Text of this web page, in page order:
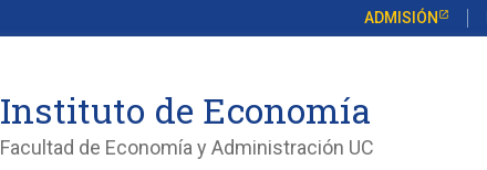
ADMISIÓN
Instituto de Economía
Facultad de Economía y Administración UC